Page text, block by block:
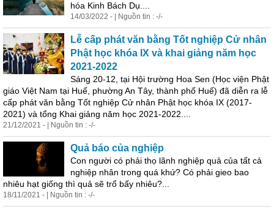
hóa Kinh Bách Dụ....
14/03/2022 - | Nguồn tin : -/-
Lễ cấp phát văn bằng Tốt nghiệp Cử nhân
Phật học khóa IX và khai giảng năm học
2021-2022
Sáng 20-12, tại Hội trường Hoa Sen (Học viện Phật
giáo Việt Nam tại Huế, phường An Tây, thành phố Huế) đã diễn ra lễ
cấp phát văn bằng Tốt nghiệp Cử nhân Phật học khóa IX (2017-
2021) và tổng Khai giảng năm học 2021-2022....
21/12/2021 - | Nguồn tin : -/-
Quả báo của nghiệp
Con người có phải thọ lãnh nghiệp quả của tất cả
nghiệp nhân trong quá khứ? Có phải gieo bao
nhiêu hạt giống thì quả sẽ trổ bấy nhiêu?...
18/11/2021 - | Nguồn tin : -/-